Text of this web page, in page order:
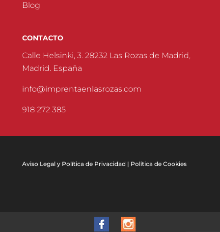
Blog
CONTACTO
Calle Helsinki, 3. 28232 Las Rozas de Madrid,
Madrid. España
info@imprentaenlasrozas.com
918 272 385
Aviso Legal y Política de Privacidad | Política de Cookies